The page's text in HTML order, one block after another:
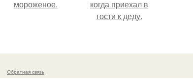
мороженое.
когда приехал в
гости к деду.
Обратная связь